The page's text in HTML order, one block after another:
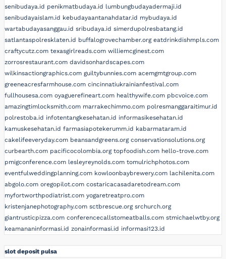
senibudaya.id penikmatbudaya.id lumbungbudayadermaji.id
senibudayaislam.id kebudayaantanahdatar.id mybudaya.id
wartabudayasanggau.id sribudaya.id simerdupolresbatang.id
satlantaspolresklaten.id buffalogrovechamber.org eatdrinkdishmpls.com
craftycutz.com texasgirlreads.com williemcginest.com
zorrosrestaurant.com davidsonhardscapes.com
wilkinsactiongraphics.com guiltybunnies.com acemgmtgroup.com
greeneacresfarmhouse.com cincinnatiukrainianfestival.com
fullhousesa.com oyaguerefineart.com healthywife.com pbcvoice.com
amazingtimlocksmith.com marrakechimmo.com polresmanggaraitimur.id
polrestoba.id infotentangkesehatan.id informasikesehatan.id
kamuskesehatan.id farmasiapotekerumm.id kabarmataram.id
cakelifeeveryday.com beansandgreens.org conservationsolutions.org
curbearth.com pacificocolombia.org topfoodish.com hello-trove.com
pmigconference.com lesleyreynolds.com tomulrichphotos.com
eventfulweddingplanning.com kowloonbaybrewery.com lachilenita.com
abgolo.com oregopilot.com costaricacasadaretodream.com
myfortworthpodiatrist.com yogaretreatpro.com
kristenjanephotography.com sctbrescue.org srchurch.org
giantrusticpizza.com conferencecallstomeatballs.com stmichaelwtby.org
keamananinformasi.id zonainformasi.id informasi123.id
slot deposit pulsa